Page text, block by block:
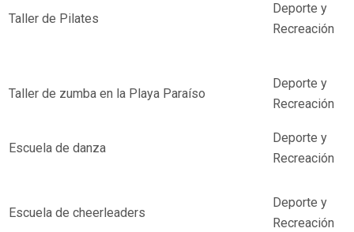
Taller de Pilates
Deporte y
Recreación
Taller de zumba en la Playa Paraíso
Deporte y
Recreación
Escuela de danza
Deporte y
Recreación
Escuela de cheerleaders
Deporte y
Recreación